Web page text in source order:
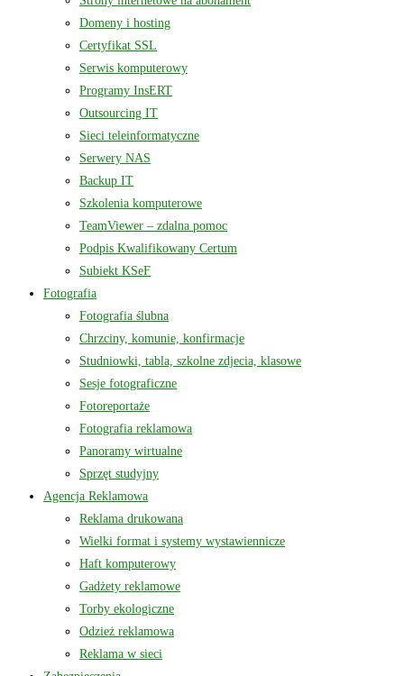
Domeny i hosting
Certyfikat SSL
Serwis komputerowy
Programy InsERT
Outsourcing IT
Sieci teleinformatyczne
Serwery NAS
Backup IT
Szkolenia komputerowe
TeamViewer – zdalna pomoc
Podpis Kwalifikowany Certum
Subiekt KSeF
Fotografia
Fotografia ślubna
Chrzciny, komunie, konfirmacje
Studniowki, tabla, szkolne zdjecia, klasowe
Sesje fotograficzne
Fotoreportaże
Fotografia reklamowa
Panoramy wirtualne
Sprzęt studyjny
Agencja Reklamowa
Reklama drukowana
Wielki format i systemy wystawiennicze
Haft komputerowy
Gadżety reklamowe
Torby ekologiczne
Odzież reklamowa
Reklama w sieci